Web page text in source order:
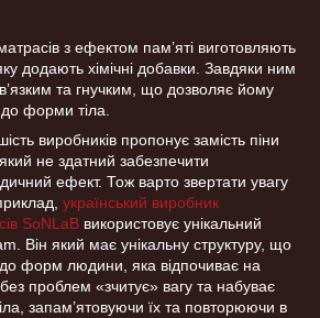
з ефектом пам’яті виготовляють
додають хімічні добавки. Завдяки ним
та гнучким, що дозволяє йому
форми тіла.
виробників пропонує замість піни
не здатний забезпечити
ефект. Тож варто звертати увагу
український виробник
SoNLaB використовує унікальний
Він який має унікальну структуру, що
форм людини, яка відпочиває на
проблем «зчитує» вагу та набуває
запам’ятовуючи їх та повторюючи в